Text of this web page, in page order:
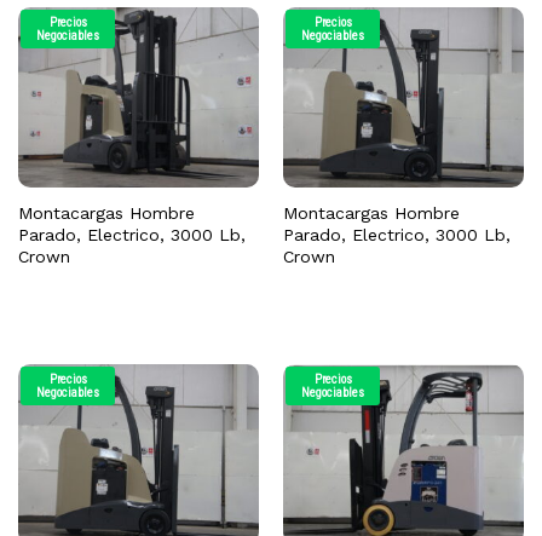
Precios
Negociables
Montacargas Hombre
Parado, Electrico, 3000 Lb,
Crown
Precios
Negociables
Montacargas Hombre
Parado, Electrico, 3000 Lb,
Crown
Precios
Negociables
Precios
Negociables